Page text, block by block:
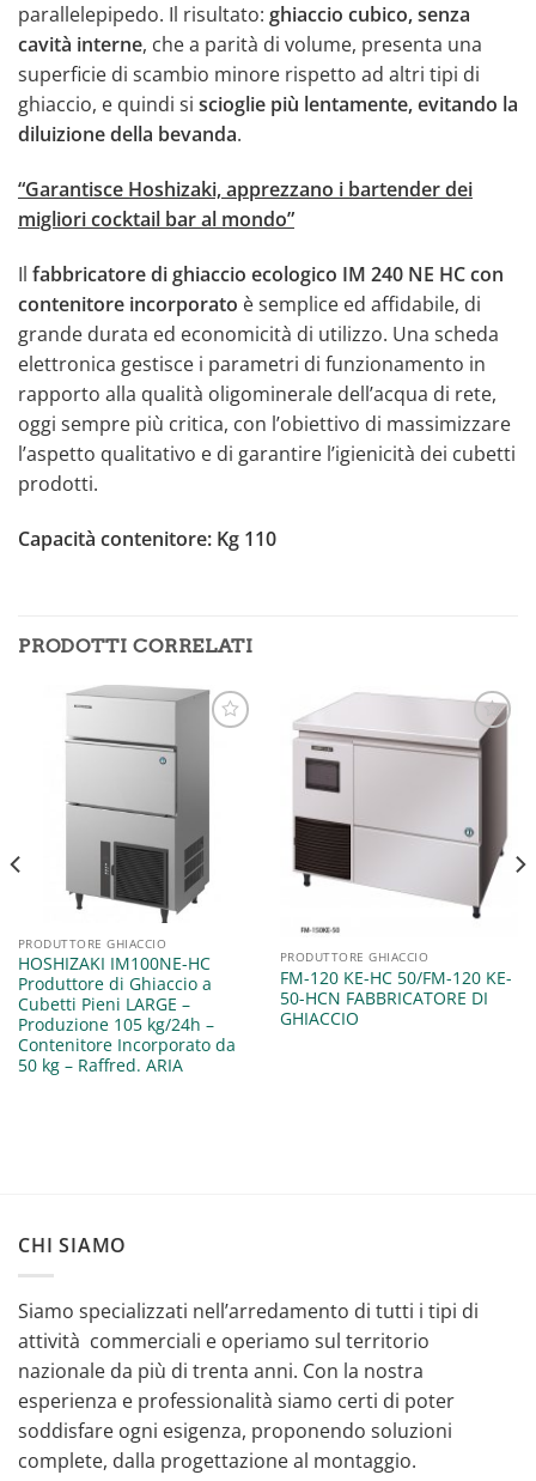
parallelepipedo. Il risultato: ghiaccio cubico, senza
cavità interne, che a parità di volume, presenta una
superficie di scambio minore rispetto ad altri tipi di
ghiaccio, e quindi si scioglie più lentamente, evitando la
diluizione della bevanda.
“Garantisce Hoshizaki, apprezzano i bartender dei
migliori cocktail bar al mondo”
Il fabbricatore di ghiaccio ecologico IM 240 NE HC con
contenitore incorporato è semplice ed affidabile, di
grande durata ed economicità di utilizzo. Una scheda
elettronica gestisce i parametri di funzionamento in
rapporto alla qualità oligominerale dell’acqua di rete,
oggi sempre più critica, con l’obiettivo di massimizzare
l’aspetto qualitativo e di garantire l’igienicità dei cubetti
prodotti.
Capacità contenitore: Kg 110
PRODOTTI CORRELATI
desideri
PRODUTTORE GHIACCIO
HOSHIZAKI IM100NE-HC
Produttore di Ghiaccio a
Cubetti Pieni LARGE –
Produzione 105 kg/24h –
Contenitore Incorporato da
50 kg – Raffred. ARIA
desideri
PRODUTTORE GHIACCIO
FM-120 KE-HC 50/FM-120 KE-
50-HCN FABBRICATORE DI
GHIACCIO
CHI SIAMO
Siamo specializzati nell’arredamento di tutti i tipi di
attività commerciali e operiamo sul territorio
nazionale da più di trenta anni. Con la nostra
esperienza e professionalità siamo certi di poter
soddisfare ogni esigenza, proponendo soluzioni
complete, dalla progettazione al montaggio.